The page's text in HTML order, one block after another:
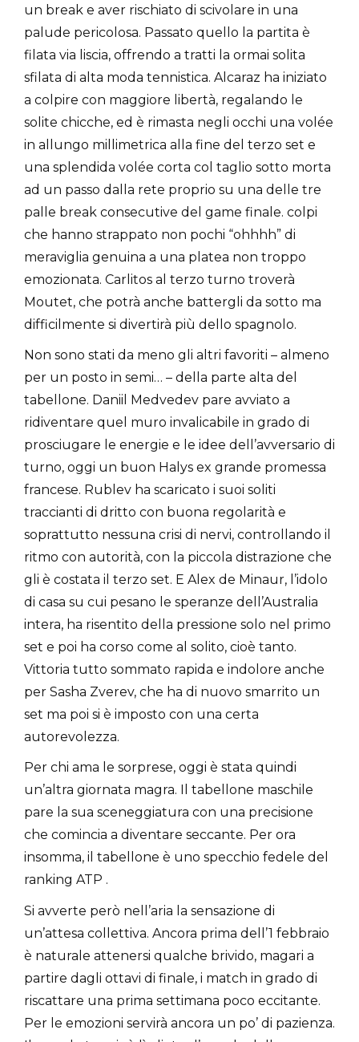
un break e aver rischiato di scivolare in una
palude pericolosa. Passato quello la partita è
filata via liscia, offrendo a tratti la ormai solita
sfilata di alta moda tennistica. Alcaraz ha iniziato
a colpire con maggiore libertà, regalando le
solite chicche, ed è rimasta negli occhi una volée
in allungo millimetrica alla fine del terzo set e
una splendida volée corta col taglio sotto morta
ad un passo dalla rete proprio su una delle tre
palle break consecutive del game finale. colpi
che hanno strappato non pochi “ohhhh” di
meraviglia genuina a una platea non troppo
emozionata. Carlitos al terzo turno troverà
Moutet, che potrà anche battergli da sotto ma
difficilmente si divertirà più dello spagnolo.
Non sono stati da meno gli altri favoriti – almeno
per un posto in semi… – della parte alta del
tabellone. Daniil Medvedev pare avviato a
ridiventare quel muro invalicabile in grado di
prosciugare le energie e le idee dell’avversario di
turno, oggi un buon Halys ex grande promessa
francese. Rublev ha scaricato i suoi soliti
traccianti di dritto con buona regolarità e
soprattutto nessuna crisi di nervi, controllando il
ritmo con autorità, con la piccola distrazione che
gli è costata il terzo set. E Alex de Minaur, l’idolo
di casa su cui pesano le speranze dell’Australia
intera, ha risentito della pressione solo nel primo
set e poi ha corso come al solito, cioè tanto.
Vittoria tutto sommato rapida e indolore anche
per Sasha Zverev, che ha di nuovo smarrito un
set ma poi si è imposto con una certa
autorevolezza.
Per chi ama le sorprese, oggi è stata quindi
un’altra giornata magra. Il tabellone maschile
pare la sua sceneggiatura con una precisione
che comincia a diventare seccante. Per ora
insomma, il tabellone è uno specchio fedele del
ranking ATP .
Si avverte però nell’aria la sensazione di
un’attesa collettiva. Ancora prima dell’1 febbraio
è naturale attenersi qualche brivido, magari a
partire dagli ottavi di finale, i match in grado di
riscattare una prima settimana poco eccitante.
Per le emozioni servirà ancora un po’ di pazienza.